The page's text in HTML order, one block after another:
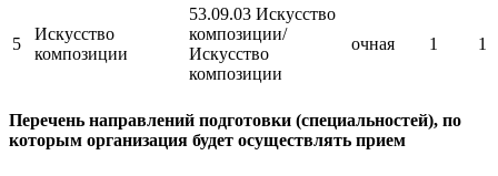
5
Искусство
композиции
53.09.03 Искусство
композиции/
Искусство
композиции
очная 1 1
Перечень направлений подготовки (специальностей), по
которым организация будет осуществлять прием